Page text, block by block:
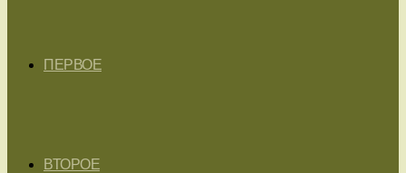
ПЕРВОЕ
ВТОРОЕ